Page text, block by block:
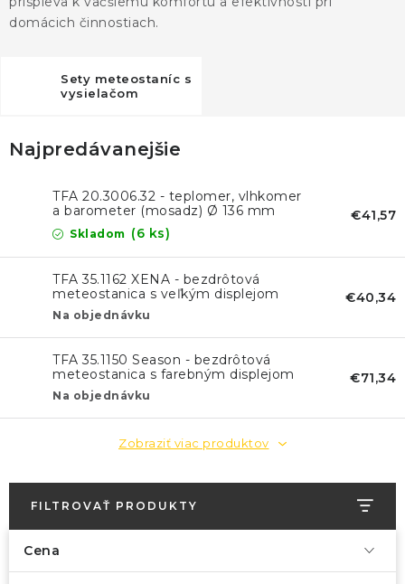
domácich činnostiach.
Sety meteostaníc s
vysielačom
Najpredávanejšie
TFA 20.3006.32 - teplomer, vlhkomer
a barometer (mosadz) Ø 136 mm
Skladom (6 ks)
€41,57
TFA 35.1162 XENA - bezdrôtová
meteostanica s veľkým displejom
Na objednávku
€40,34
TFA 35.1150 Season - bezdrôtová
meteostanica s farebným displejom
Na objednávku
€71,34
Zobraziť viac produktov
FILTROVAŤ PRODUKTY
Cena